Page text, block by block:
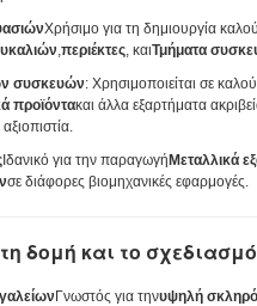
Χρήσιμο για τη δημιουργία
,περιέκτες, καιΤμήματα
συσκευών: Χρησιμοποιείται σε
προϊόντακαι άλλα εξαρτήματα
Ιδανικό για την παραγωγήΜεταλλικά
σε διάφορες βιομηχανικές εφαρμογές.
δομή και το
Γνωστός για τηνυψηλή